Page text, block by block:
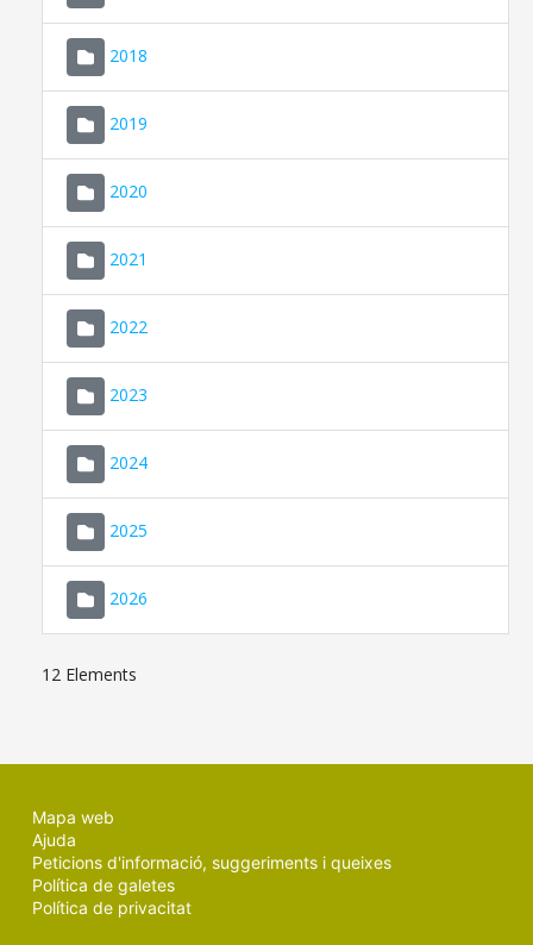
2018
2019
2020
2021
2022
2023
2024
2025
2026
12 Elements
Mapa web
Ajuda
Peticions d'informació, suggeriments i queixes
Política de galetes
Política de privacitat